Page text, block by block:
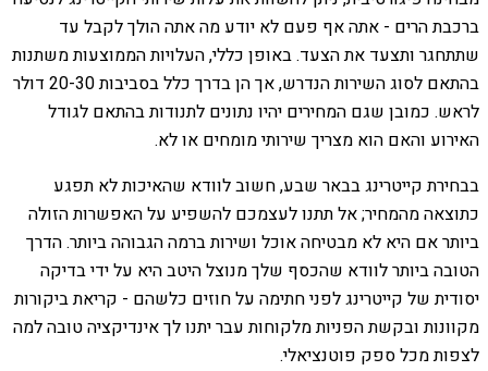
ברכבת הרים - אתה אף פעם לא יודע מה אתה הולך לקבל עד
שתתחגר ותצעד את הצעד. באופן כללי, העלויות הממוצעות משתנות
בהתאם לסוג השירות הנדרש, אך הן בדרך כלל בסביבות 20-30 דולר
לראש. כמובן שגם המחירים יהיו נתונים לתנודות בהתאם לגודל
האירוע והאם הוא מצריך שירותי מומחים או לא.
בבחירת קייטרינג בבאר שבע, חשוב לוודא שהאיכות לא תפגע
כתוצאה מהמחיר; אל תתנו לעצמכם להשפיע על האפשרות הזולה
ביותר אם היא לא מבטיחה אוכל ושירות ברמה הגבוהה ביותר. הדרך
הטובה ביותר לוודא שהכסף שלך מנוצל היטב היא על ידי בדיקה
יסודית של קייטרינג לפני חתימה על חוזים כלשהם - קריאת ביקורות
מקוונות ובקשת הפניות מלקוחות עבר יתנו לך אינדיקציה טובה למה
לצפות מכל ספק פוטנציאלי.